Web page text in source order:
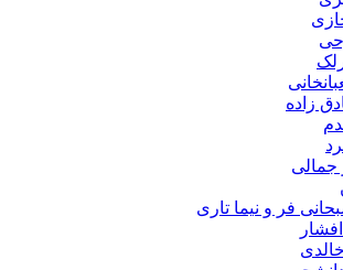
زاده
جمالی
فر و نیما تاری